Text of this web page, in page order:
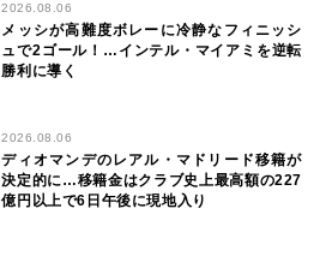
2026.08.06
メッシが高難度ボレーに冷静なフィニッシ
ュで2ゴール！…インテル・マイアミを逆転
勝利に導く
2026.08.06
ディオマンデのレアル・マドリード移籍が
決定的に…移籍金はクラブ史上最高額の227
億円以上で6日午後に現地入り